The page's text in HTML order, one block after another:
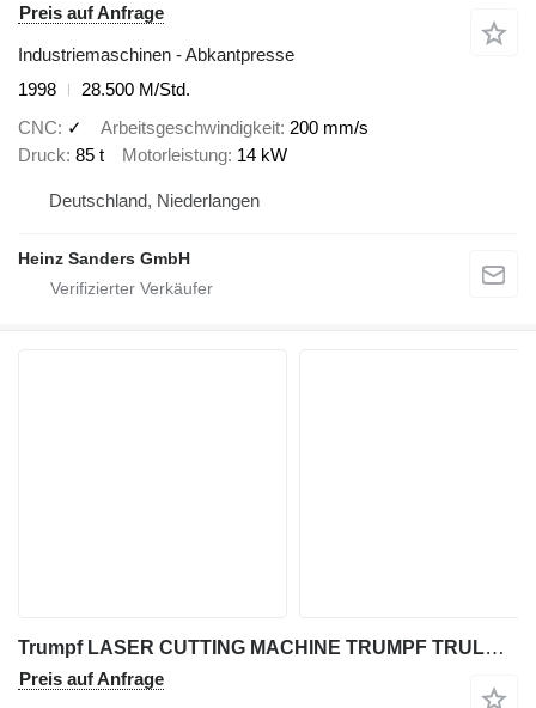
Preis auf Anfrage
Industriemaschinen - Abkantpresse
1998
28.500 M/Std.
CNC
✓ Arbeitsgeschwindigkeit 200 mm/s
Druck 85 t Motorleistung 14 kW
Deutschland, Niederlangen
Heinz Sanders GmbH
Trumpf LASER CUTTING MACHINE TRUMPF TRULASER 3030 FIBER (L49), 6000 WAT
Preis auf Anfrage